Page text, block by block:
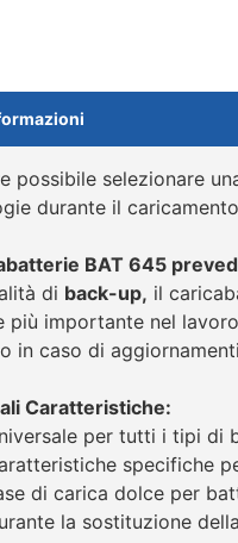
possibile selezionare
durante il
BAT 645
di back-up, il
più importante nel
in caso di
Caratteristiche:
per tutti i tipi di
specifiche
di carica dolce per
la sostituzione